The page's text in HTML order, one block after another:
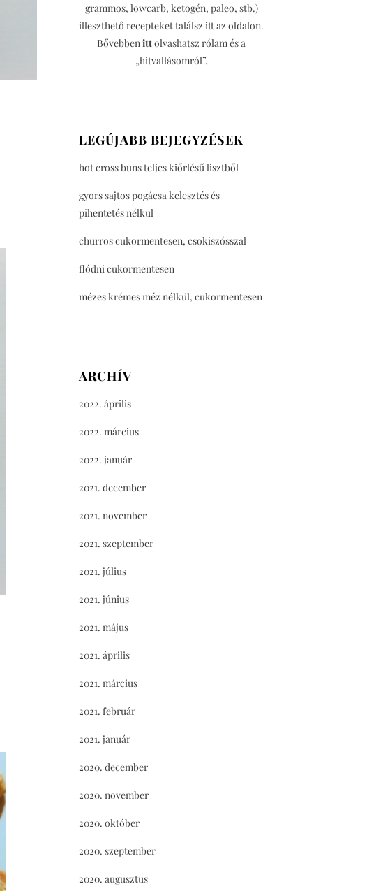
grammos, lowcarb, ketogén, paleo, stb.)
illeszthető recepteket találsz itt az oldalon.
Bővebbenittolvashatsz rólam és a
„hitvallásomról”.
LEGÚJABB BEJEGYZÉSEK
hot cross buns teljes kiőrlésű lisztből
gyors sajtos pogácsa kelesztés és
pihentetés nélkül
churros cukormentesen, csokiszósszal
flódni cukormentesen
mézes krémes méz nélkül, cukormentesen
ARCHÍV
2022. április
2022. március
2022. január
2021. december
2021. november
2021. szeptember
2021. július
2021. június
2021. május
2021. április
2021. március
2021. február
2021. január
2020. december
2020. november
2020. október
2020. szeptember
2020. augusztus